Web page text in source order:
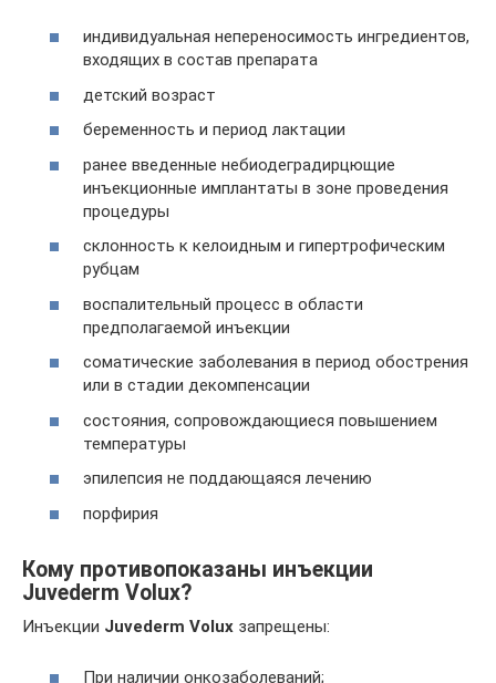
индивидуальная непереносимость ингредиентов,
входящих в состав препарата
детский возраст
беременность и период лактации
ранее введенные небиодеградирцющие
инъекционные имплантаты в зоне проведения
процедуры
склонность к келоидным и гипертрофическим
рубцам
воспалительный процесс в области
предполагаемой инъекции
соматические заболевания в период обострения
или в стадии декомпенсации
состояния, сопровождающиеся повышением
температуры
эпилепсия не поддающаяся лечению
порфирия
Кому противопоказаны инъекции
Juvederm Volux?
Инъекции Juvederm Volux запрещены:
При наличии онкозаболеваний;